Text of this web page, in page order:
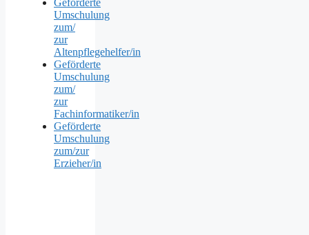
Geförderte
Umschulung
zum/
zur
Altenpflegehelfer/in
Geförderte
Umschulung
zum/
zur
Fachinformatiker/in
Geförderte
Umschulung
zum/zur
Erzieher/in